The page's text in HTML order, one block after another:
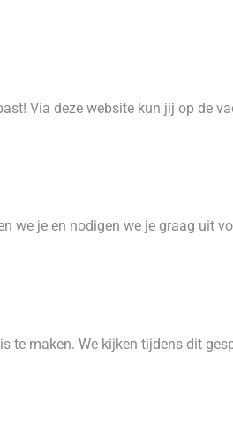
Via deze website kun jij op de
we je en nodigen we je graag uit
te maken. We kijken tijdens dit